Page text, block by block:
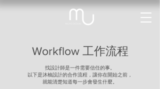
Workflow 工作流程
找設計師是一件需要信任的事。
以下是沐柚設計的合作流程，讓你在開始之前，
就能清楚知道每一步會發生什麼。